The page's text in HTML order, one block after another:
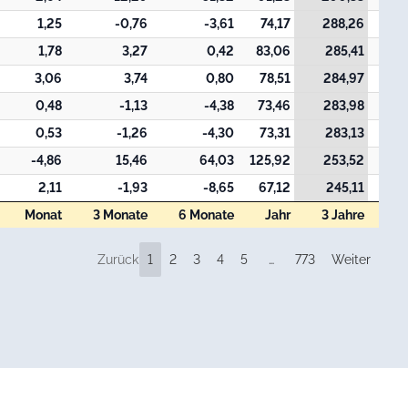
Monat 3 Monate 6 Monate Jahr 3 Jahre
1,25 -0,76 -3,61 74,17 288,26
1,78 3,27 0,42 83,06 285,41
3,06 3,74 0,80 78,51 284,97
0,48 -1,13 -4,38 73,46 283,98
0,53 -1,26 -4,30 73,31 283,13
-4,86 15,46 64,03 125,92
253,52
2,11 -1,93 -8,65 67,12 245,11
Monat 3 Monate 6 Monate Jahr 3 Jahre
Zurück 1 2 3 4 5 … 773 Weiter